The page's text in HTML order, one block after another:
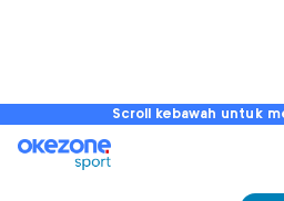
Scroll kebawah untuk